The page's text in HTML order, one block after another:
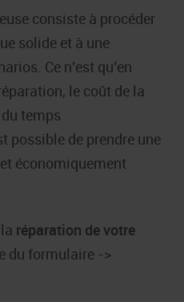
consiste à procéder
solide et à une
Ce n’est qu’en
le coût de la
temps
possible de prendre une
économiquement
réparation de votre
du formulaire ->